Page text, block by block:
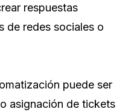
respuestas
de redes sociales o
puede ser
asignación de tickets